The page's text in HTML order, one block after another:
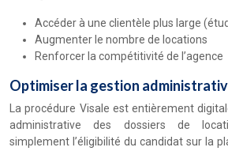
Accéder à une clientèle plus large
Augmenter le nombre de locations
Renforcer la compétitivité de l’agence
Optimiser la gestion
La procédure Visale est entièrement
administrative des dossiers de
simplement l’éligibilité du candidat sur la